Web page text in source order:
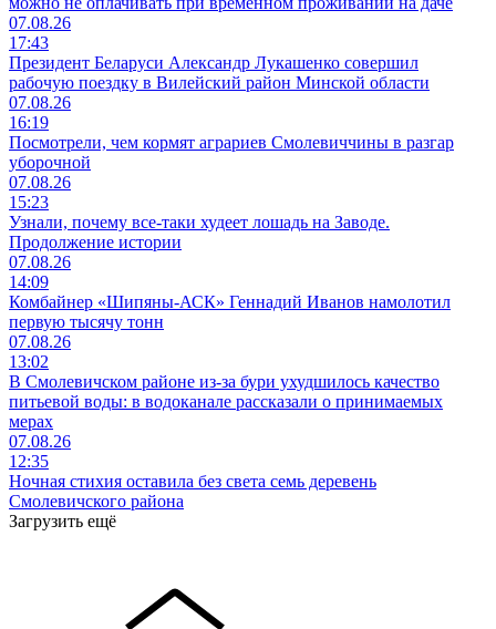
07.08.26
17:43
Президент Беларуси Александр Лукашенко совершил
рабочую поездку в Вилейский район Минской области
07.08.26
16:19
Посмотрели, чем кормят аграриев Смолевиччины в разгар
уборочной
07.08.26
15:23
Узнали, почему все-таки худеет лошадь на Заводе.
Продолжение истории
07.08.26
14:09
Комбайнер «Шипяны-АСК» Геннадий Иванов намолотил
первую тысячу тонн
07.08.26
13:02
В Смолевичском районе из‑за бури ухудшилось качество
питьевой воды: в водоканале рассказали о принимаемых
мерах
07.08.26
12:35
Ночная стихия оставила без света семь деревень
Смолевичского района
Загрузить ещё